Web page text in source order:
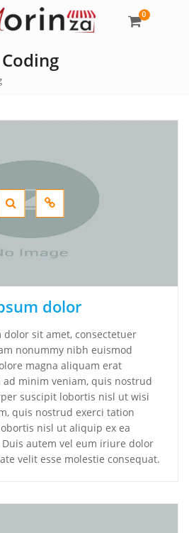
0
Coding
dolor
dolor sit amet, consectetuer
nonummy nibh euismod
magna aliquam erat
minim veniam, quis nostrud
suscipit lobortis nisl ut wisi
quis nostrud exerci tation
nisl ut aliquip ex ea
autem vel eum iriure dolor
velit esse molestie consequat.